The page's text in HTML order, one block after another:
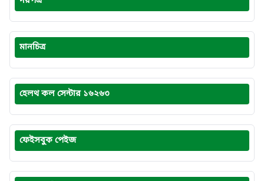
মানচিত্র
হেলথ কল সেন্টার ১৬২৬৩
ফেইসবুক পেইজ